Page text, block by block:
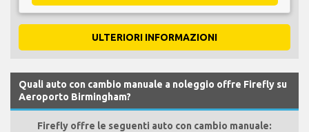
ULTERIORI INFORMAZIONI
Quali auto con cambio manuale a noleggio offre Firefly su
Aeroporto Birmingham?
Firefly offre le seguenti auto con cambio manuale: